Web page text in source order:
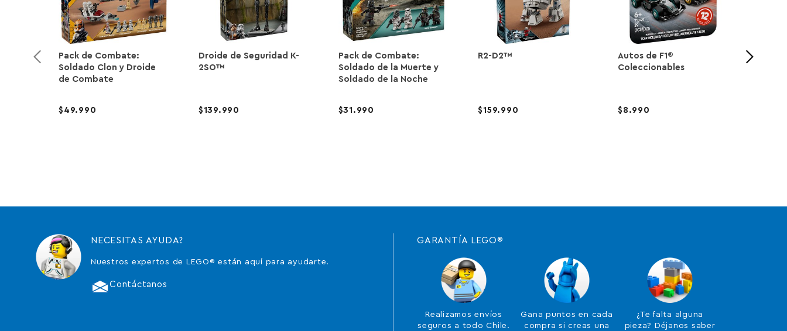
Pack de Combate:
Soldado Clon y Droide
de Combate
49.990
Droide de Seguridad K-
2SO™
139.990
Pack de Combate:
Soldado de la Muerte y
Soldado de la Noche
31.990
R2-D2™
159.990
Autos de F1®
Coleccionables
8.990
NECESITAS AYUDA?
Nuestros expertos de LEGO® están aquí para ayudarte.
Contáctanos
GARANTÍA LEGO®
Realizamos envíos
seguros a todo Chile.
Gana puntos en cada
compra si creas una
¿Te falta alguna
pieza? Déjanos saber